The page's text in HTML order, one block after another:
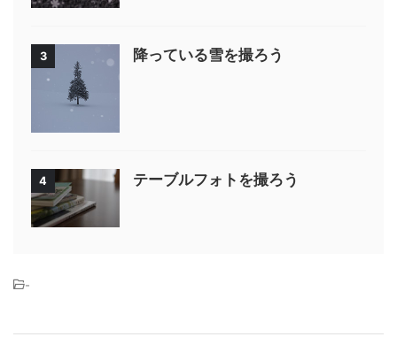
3 降っている雪を撮ろう
4 テーブルフォトを撮ろう
-